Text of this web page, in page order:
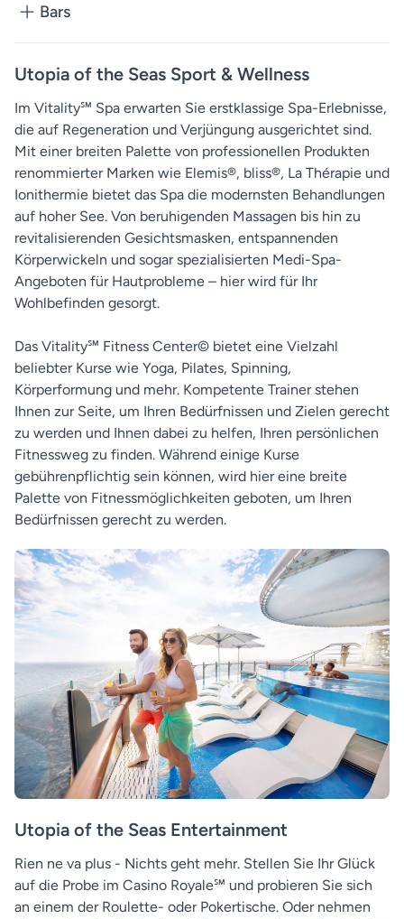
Bars
Utopia of the Seas Sport & Wellness
Im Vitality℠ Spa erwarten Sie erstklassige Spa-Erlebnisse,
die auf Regeneration und Verjüngung ausgerichtet sind.
Mit einer breiten Palette von professionellen Produkten
renommierter Marken wie Elemis®, bliss®, La Thérapie und
Ionithermie bietet das Spa die modernsten Behandlungen
auf hoher See. Von beruhigenden Massagen bis hin zu
revitalisierenden Gesichtsmasken, entspannenden
Körperwickeln und sogar spezialisierten Medi-Spa-
Angeboten für Hautprobleme – hier wird für Ihr
Wohlbefinden gesorgt.
Das Vitality℠ Fitness Center© bietet eine Vielzahl
beliebter Kurse wie Yoga, Pilates, Spinning,
Körperformung und mehr. Kompetente Trainer stehen
Ihnen zur Seite, um Ihren Bedürfnissen und Zielen gerecht
zu werden und Ihnen dabei zu helfen, Ihren persönlichen
Fitnessweg zu finden. Während einige Kurse
gebührenpflichtig sein können, wird hier eine breite
Palette von Fitnessmöglichkeiten geboten, um Ihren
Bedürfnissen gerecht zu werden.
Utopia of the Seas Entertainment
Rien ne va plus - Nichts geht mehr. Stellen Sie Ihr Glück
auf die Probe im Casino Royale℠ und probieren Sie sich
an einem der Roulette- oder Pokertische. Oder nehmen